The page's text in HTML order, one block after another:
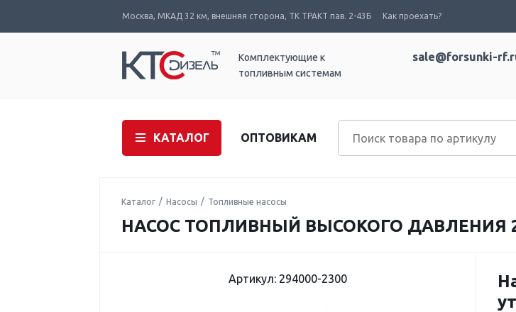
Москва, МКАД 32 км, внешняя сторона, ТК ТРАКТ пав. 2-43Б Как проехать?
Комплектующие к
топливным системам
sale@forsunki-
КАТАЛОГ ОПТОВИКАМ
Каталог Насосы Топливные насосы
НАСОС ТОПЛИВНЫЙ ВЫСОКОГО ДАВЛЕНИЯ
Артикул: 294000-2300